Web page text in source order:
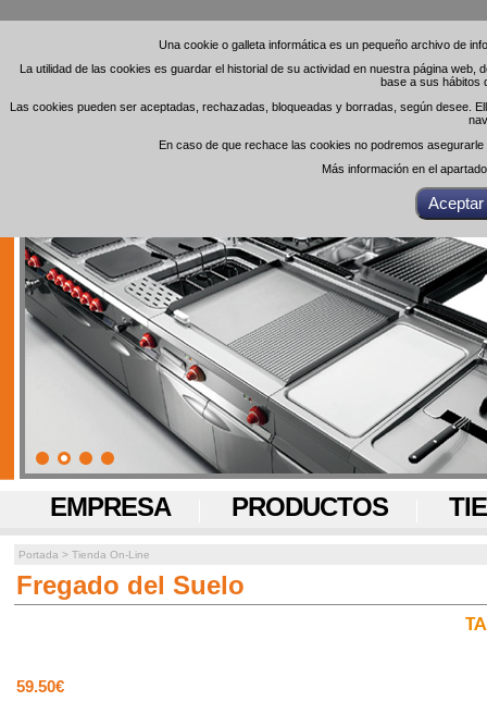
Una cookie o galleta informática es un pequeño archivo de
La utilidad de las cookies es guardar el historial de su actividad en nuestra página
base a sus hábitos
Las cookies pueden ser aceptadas, rechazadas, bloqueadas y borradas, según desee.
En caso de que rechace las cookies no podremos
Más información en el
Una cookie o galleta informática es un pequeño archivo de
La utilidad de las cookies es guardar el historial de su actividad en nuestra página
base a sus hábitos
Las cookies pueden ser aceptadas, rechazadas, bloqueadas y borradas, según desee.
En caso de que rechace las cookies no podremos
Más información en el
EMPRESA PRODUCTOS
Portada > Tienda On-Line
Fregado del Suelo
59.50€